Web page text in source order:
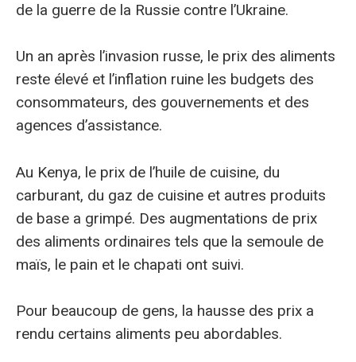
de la guerre de la Russie contre l’Ukraine.
Un an après l’invasion russe, le prix des aliments
reste élevé et l’inflation ruine les budgets des
consommateurs, des gouvernements et des
agences d’assistance.
Au Kenya, le prix de l’huile de cuisine, du
carburant, du gaz de cuisine et autres produits
de base a grimpé. Des augmentations de prix
des aliments ordinaires tels que la semoule de
maïs, le pain et le chapati ont suivi.
Pour beaucoup de gens, la hausse des prix a
rendu certains aliments peu abordables.